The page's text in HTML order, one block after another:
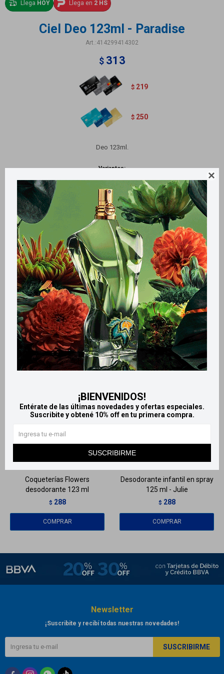

¡BIENVENIDOS!
Entérate de las últimas novedades y ofertas especiales.
Suscribite y obtené 10% off en tu primera compra.
SUSCRIBIRME
Llega HOY Llega en 2 HS
Ciel Deo 123ml - Paradise
414299414302
$ 313
$ 219
$ 250
Deo 123ml.
Variantes:
Métodos y costos de envío
Retiros gratuitos en tiendas
Productos que te pueden interesar
Coqueterías Flowers
desodorante 123 ml
$ 288
Desodorante infantil en spray
125 ml - Julie
$ 288
Newsletter
¡Suscribite y recibí todas nuestras novedades!
SUSCRIBIRME